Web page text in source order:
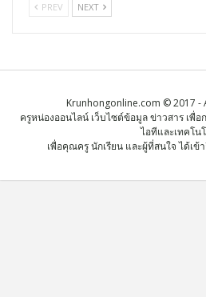
PREV NEXT
Krunhongonline.com © 2017 -
ครูหน่องออนไลน์ เว็บไซต์ข้อมูล ข่าวสาร เพื่
ไอทีและเทคโน
เพื่อคุณครู นักเรียน และผู้ที่สนใจ ได้เข้